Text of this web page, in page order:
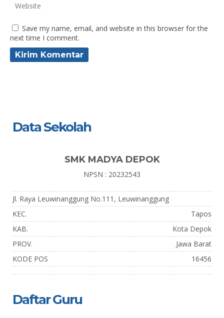
Save my name, email, and website in this browser for the
next time I comment.
Data Sekolah
SMK MADYA DEPOK
NPSN : 20232543
Jl. Raya Leuwinanggung No.111, Leuwinanggung
KEC.
Tapos
KAB.
Kota Depok
PROV.
Jawa Barat
KODE POS
16456
Daftar Guru